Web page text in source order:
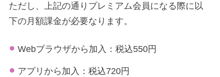
ただし、上記の通りプレミアム会員になる際に以
下の月額課金が必要なります。
Webブラウザから加入：税込550円
アプリから加入：税込720円